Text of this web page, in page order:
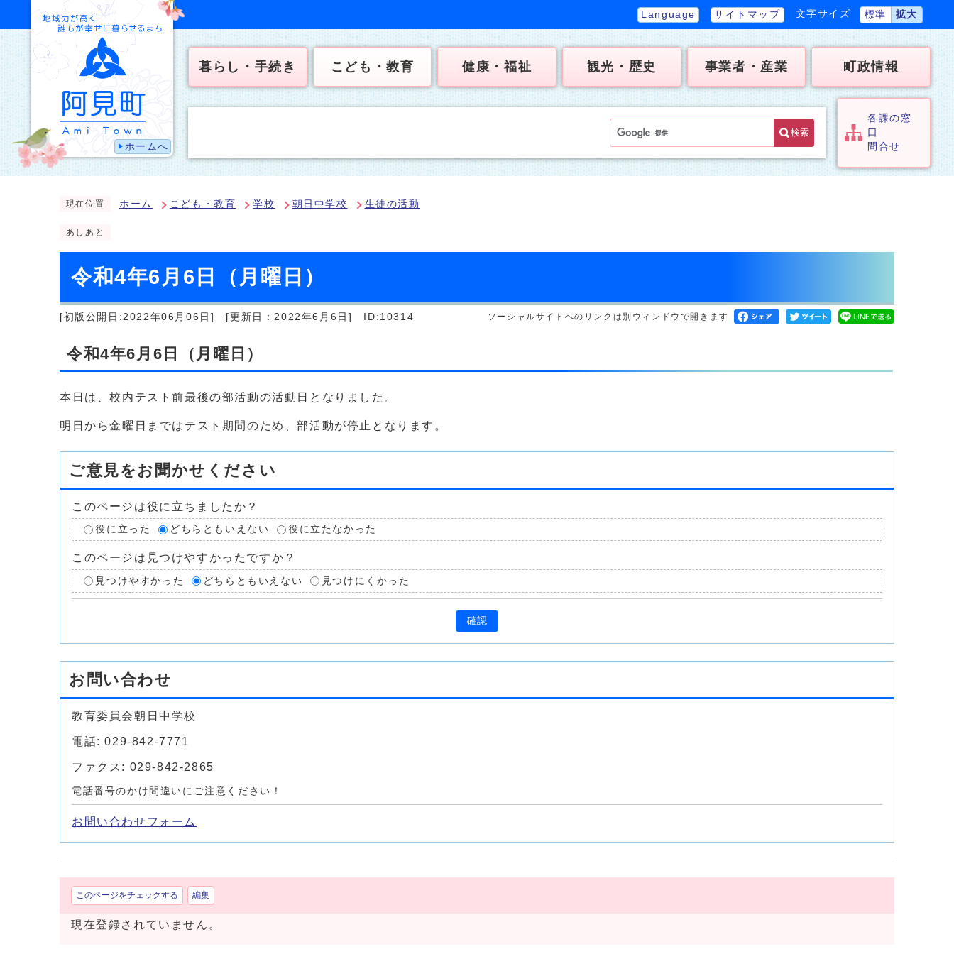
ホームへ
Language サイトマップ 文字サイズ 標準 拡大
暮らし・手続き こども・教育 健康・福祉 観光・歴史 事業者・産業 町政情報
検索
各課の窓
口
問合せ
現在位置 ホーム こども・教育 学校 朝日中学校 生徒の活動
あしあと
令和4年6月6日（月曜日）
[初版公開日:2022年06月06日] [更新日：2022年6月6日] ID:10314 ソーシャルサイトへのリンクは別ウィンドウで開きます
令和4年6月6日（月曜日）
本日は、校内テスト前最後の部活動の活動日となりました。
明日から金曜日まではテスト期間のため、部活動が停止となります。
ご意見をお聞かせください
このページは役に立ちましたか？
役に立った どちらともいえない 役に立たなかった
このページは見つけやすかったですか？
見つけやすかった どちらともいえない 見つけにくかった
確認
お問い合わせ
教育委員会朝日中学校
電話: 029-842-7771
ファクス: 029-842-2865
電話番号のかけ間違いにご注意ください！
お問い合わせフォーム
このページをチェックする 編集
現在登録されていません。